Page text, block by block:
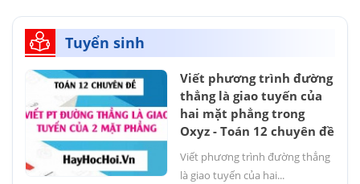
Tuyển sinh
Viết phương trình đường
thẳng là giao tuyến của
hai mặt phẳng trong
Oxyz - Toán 12 chuyên đề
Viết phương trình đường thẳng
là giao tuyến của hai...